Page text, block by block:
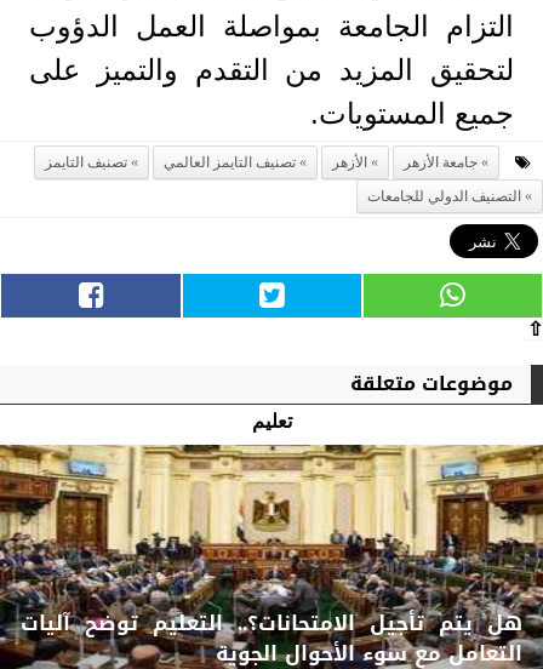
التزام الجامعة بمواصلة العمل الدؤوب
لتحقيق المزيد من التقدم والتميز على
جميع المستويات.
جامعة الأزهر الأزهر تصنيف التايمز العالمي
تصنيف التايمز
التصنيف الدولي للجامعات
⇧
موضوعات متعلقة
تعليم
هل يتم تأجيل الامتحانات؟.. التعليم توضح آليات
التعامل مع سوء الأحوال الجوية